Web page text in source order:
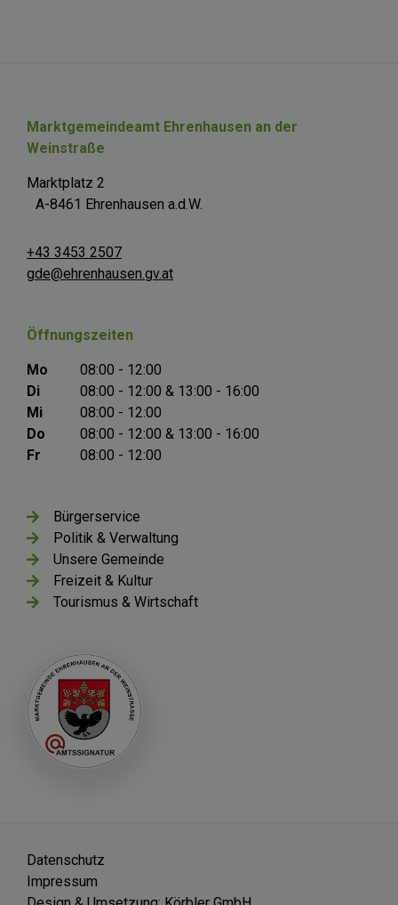
Marktgemeindeamt Ehrenhausen an der
Weinstraße
Marktplatz 2
A-8461 Ehrenhausen a.d.W.
+43 3453 2507
gde@ehrenhausen.gv.at
Öffnungszeiten
Mo
08:00 - 12:00
Di
08:00 - 12:00 & 13:00 - 16:00
Mi
08:00 - 12:00
Do
08:00 - 12:00 & 13:00 - 16:00
Fr
08:00 - 12:00
Bürgerservice
Politik & Verwaltung
Unsere Gemeinde
Freizeit & Kultur
Tourismus & Wirtschaft
Datenschutz
Impressum